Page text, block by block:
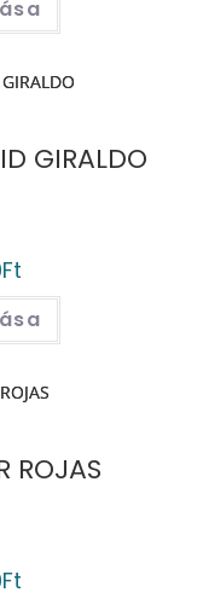
GIRALDO
Ft
ROJAS
Ft